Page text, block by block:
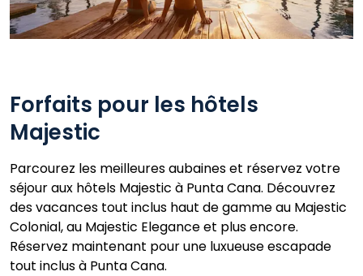
Forfaits pour les hôtels
Majestic
Parcourez les meilleures aubaines et réservez votre
séjour aux hôtels Majestic à Punta Cana. Découvrez
des vacances tout inclus haut de gamme au Majestic
Colonial, au Majestic Elegance et plus encore.
Réservez maintenant pour une luxueuse escapade
tout inclus à Punta Cana.